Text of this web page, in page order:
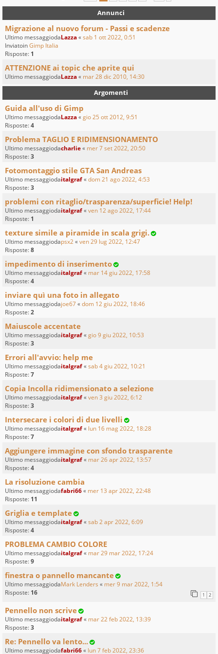
Annunci
Migrazione al nuovo forum - Passi e scadenze
Ultimo messaggiodaLazza«sab 1 ott 2022, 0:51
InviatoinGimp Italia
Risposte: 1
ATTENZIONE ai topic che aprite qui
Ultimo messaggiodaLazza« mar 28 dic 2010, 14:30
Argomenti
Guida all'uso di Gimp
Ultimo messaggiodaLazza«gio 25 ott 2012, 9:51
Risposte:4
Problema TAGLIO E RIDIMENSIONAMENTO
Ultimo messaggiodacharlie« mer 7 set 2022, 20:50
Risposte:3
Fotomontaggio stile GTA San Andreas
Ultimo messaggiodaitalgraf«dom 21 ago 2022, 4:53
Risposte:3
problemi con ritaglio/trasparenza/superficie! Help!
Ultimo messaggiodaitalgraf«ven 12 ago 2022, 17:44
Risposte: 1
texture simile a piramide in scala grigi.
Ultimo messaggiodapsx2«ven 29 lug 2022, 12:47
Risposte:8
impedimento di inserimento
Ultimo messaggiodaitalgraf« mar 14 giu 2022, 17:58
Risposte:4
inviare quì una foto in allegato
Ultimo messaggiodajoe67«dom 12 giu 2022, 18:46
Risposte:2
Maiuscole accentate
Ultimo messaggiodaitalgraf«gio 9 giu 2022, 10:53
Risposte:3
Errori all'avvio: help me
Ultimo messaggiodaitalgraf«sab 4 giu 2022, 10:21
Risposte:7
Copia Incolla ridimensionato a selezione
Ultimo messaggiodaitalgraf«ven 3 giu 2022, 6:12
Risposte:3
Intersecare i colori di due livelli
Ultimo messaggiodaitalgraf« lun 16 mag 2022, 18:28
Risposte:7
Aggiungere immagine con sfondo trasparente
Ultimo messaggiodaitalgraf« mar 26 apr 2022, 13:57
Risposte:4
La risoluzione cambia
Ultimo messaggiodafabri66« mer 13 apr 2022, 22:48
Risposte: 11
Griglia e template
Ultimo messaggiodaitalgraf«sab 2 apr 2022, 6:09
Risposte:4
PROBLEMA CAMBIO COLORE
Ultimo messaggiodaitalgraf« mar 29 mar 2022, 17:24
Risposte:9
finestra o pannello mancante
Ultimo messaggiodaMark Lenders « mer 9 mar 2022, 1:54
Risposte: 16 1 2
Pennello non scrive
Ultimo messaggiodaitalgraf« mar 22 feb 2022, 13:39
Risposte:3
Re: Pennello va lento...
Ultimo messaggiodafabri66« lun 7 feb 2022, 23:36